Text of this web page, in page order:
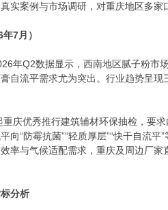
实案例与市场调研，对重庆地区多
7月）
年Q2数据显示，西南地区腻子粉
自流平需求尤为突出。行业趋势呈现
庆优秀推行建筑辅材环保抽检，要求
向“防霉抗菌”“轻质厚层”“快干自流平”
率与气候适配需求，重庆及周边厂家
分析